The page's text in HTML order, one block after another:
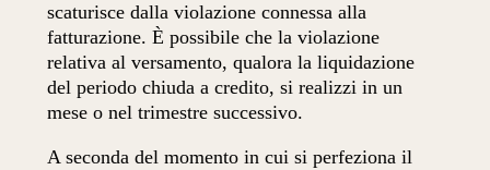
scaturisce dalla violazione connessa alla
fatturazione. È possibile che la violazione
relativa al versamento, qualora la liquidazione
del periodo chiuda a credito, si realizzi in un
mese o nel trimestre successivo.
A seconda del momento in cui si perfeziona il